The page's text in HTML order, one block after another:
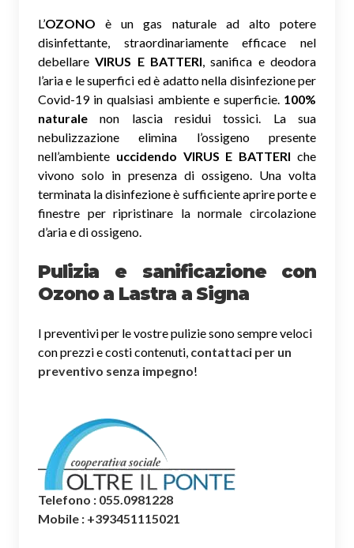
L’OZONO è un gas naturale ad alto potere
disinfettante, straordinariamente efficace nel
debellareVIRUS E BATTERI, sanifica e deodora
l’aria e le superfici ed è adatto nella disinfezione per
Covid-19 in qualsiasi ambiente e superficie. 100%
naturale non lascia residui tossici. La sua
nebulizzazione elimina l’ossigeno presente
nell’ambiente uccidendo VIRUS E BATTERI che
vivono solo in presenza di ossigeno. Una volta
terminata la disinfezione è sufficiente aprire porte e
finestre per ripristinare la normale circolazione
d’aria e di ossigeno.
Pulizia e sanificazione con
Ozono a Lastra a Signa
I preventivi per le vostre pulizie sono sempre veloci
con prezzi e costi contenuti, contattaci per un
preventivo senza impegno!
Telefono : 055.0981228
Mobile : +393451115021